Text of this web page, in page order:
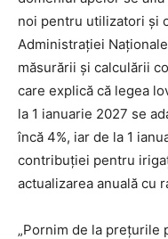
noi pentru utilizatori și
Administrației
măsurării și calculării
care explică că legea
la 1 ianuarie 2027 se
încă 4%, iar de la 1
contribuției pentru
actualizarea anuală cu
„Pornim de la prețurile